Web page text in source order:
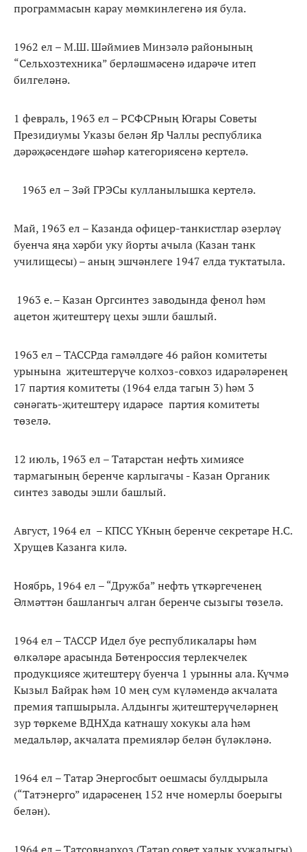
программасын карау мөмкинлегенә ия була.
1962 ел – М.Ш. Шәймиев Минзәлә районының
“Сельхозтехника” берләшмәсенә идарәче итеп
билгеләнә.
1 февраль, 1963 ел – РСФСРның Югары Советы
Президиумы Указы белән Яр Чаллы республика
дәрәҗәсендәге шәһәр категориясенә кертелә.
1963 ел – Зәй ГРЭСы кулланылышка кертелә.
Май, 1963 ел – Казанда офицер-танкистлар әзерләү
буенча яңа хәрби уку йорты ачыла (Казан танк
училищесы) – аның эшчәнлеге 1947 елда туктатыла.
1963 е. – Казан Оргсинтез заводында фенол һәм
ацетон җитештерү цехы эшли башлый.
1963 ел – ТАССРда гамәлдәге 46 район комитеты
урынына җитештерүче колхоз-совхоз идарәләренең
17 партия комитеты (1964 елда тагын 3) һәм 3
сәнәгать-җитештерү идарәсе партия комитеты
төзелә.
12 июль, 1963 ел – Татарстан нефть химиясе
тармагының беренче карлыгачы - Казан Органик
синтез заводы эшли башлый.
Август, 1964 ел – КПСС ҮКның беренче секретаре Н.С.
Хрущев Казанга килә.
Ноябрь, 1964 ел – “Дружба” нефть үткәргеченең
Әлмәттән башлангыч алган беренче сызыгы төзелә.
1964 ел – ТАССР Идел буе республикалары һәм
өлкәләре арасында Бөтенроссия терлекчелек
продукциясе җитештерү буенча 1 урынны ала. Күчмә
Кызыл Байрак һәм 10 мең сум күләмендә акчалата
премия тапшырыла. Алдынгы җитештерүчеләрнең
зур төркеме ВДНХда катнашу хокукы ала һәм
медальләр, акчалата премияләр белән бүләкләнә.
1964 ел – Татар Энергосбыт оешмасы булдырыла
(“Татэнерго” идарәсенең 152 нче номерлы боерыгы
белән).